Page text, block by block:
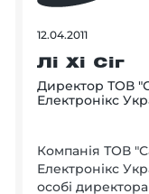
12.04.2011
Лі Хі Сіг
Директор ТОВ
Електронікс
Компанія ТОВ
Електронікс
особі